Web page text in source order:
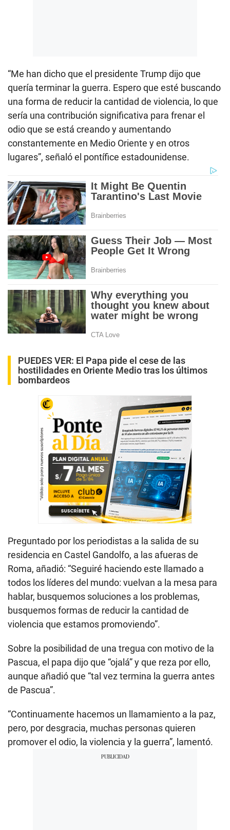
“Me han dicho que el presidente Trump dijo que
quería terminar la guerra. Espero que esté buscando
una forma de reducir la cantidad de violencia, lo que
sería una contribución significativa para frenar el
odio que se está creando y aumentando
constantemente en Medio Oriente y en otros
lugares”, señaló el pontífice estadounidense.
PUEDES VER: El Papa pide el cese de las
hostilidades en Oriente Medio tras los últimos
bombardeos
Preguntado por los periodistas a la salida de su
residencia en Castel Gandolfo, a las afueras de
Roma, añadió: “Seguiré haciendo este llamado a
todos los líderes del mundo: vuelvan a la mesa para
hablar, busquemos soluciones a los problemas,
busquemos formas de reducir la cantidad de
violencia que estamos promoviendo”.
Sobre la posibilidad de una tregua con motivo de la
Pascua, el papa dijo que “ojalá” y que reza por ello,
aunque añadió que “tal vez termina la guerra antes
de Pascua”.
“Continuamente hacemos un llamamiento a la paz,
pero, por desgracia, muchas personas quieren
promover el odio, la violencia y la guerra”, lamentó.